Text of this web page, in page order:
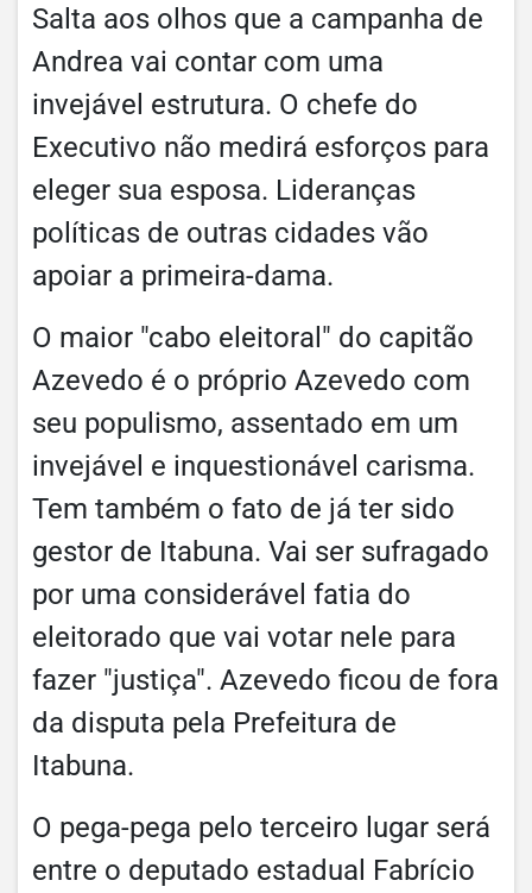
Salta aos olhos que a campanha de
Andrea vai contar com uma
invejável estrutura. O chefe do
Executivo não medirá esforços para
eleger sua esposa. Lideranças
políticas de outras cidades vão
apoiar a primeira-dama.
O maior "cabo eleitoral" do capitão
Azevedo é o próprio Azevedo com
seu populismo, assentado em um
invejável e inquestionável carisma.
Tem também o fato de já ter sido
gestor de Itabuna. Vai ser sufragado
por uma considerável fatia do
eleitorado que vai votar nele para
fazer "justiça". Azevedo ficou de fora
da disputa pela Prefeitura de
Itabuna.
O pega-pega pelo terceiro lugar será
entre o deputado estadual Fabrício